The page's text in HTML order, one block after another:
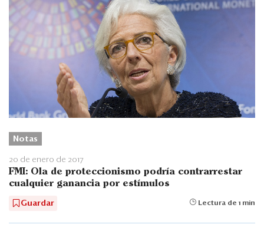
Notas
20 de enero de 2017
FMI: Ola de proteccionismo podría contrarrestar
cualquier ganancia por estímulos
Guardar Lectura de 1 min